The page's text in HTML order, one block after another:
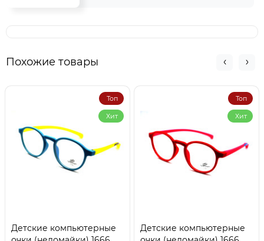
Похожие товары
Топ
Хит
Детские компьютерные
Топ
Хит
Детские компьютерные